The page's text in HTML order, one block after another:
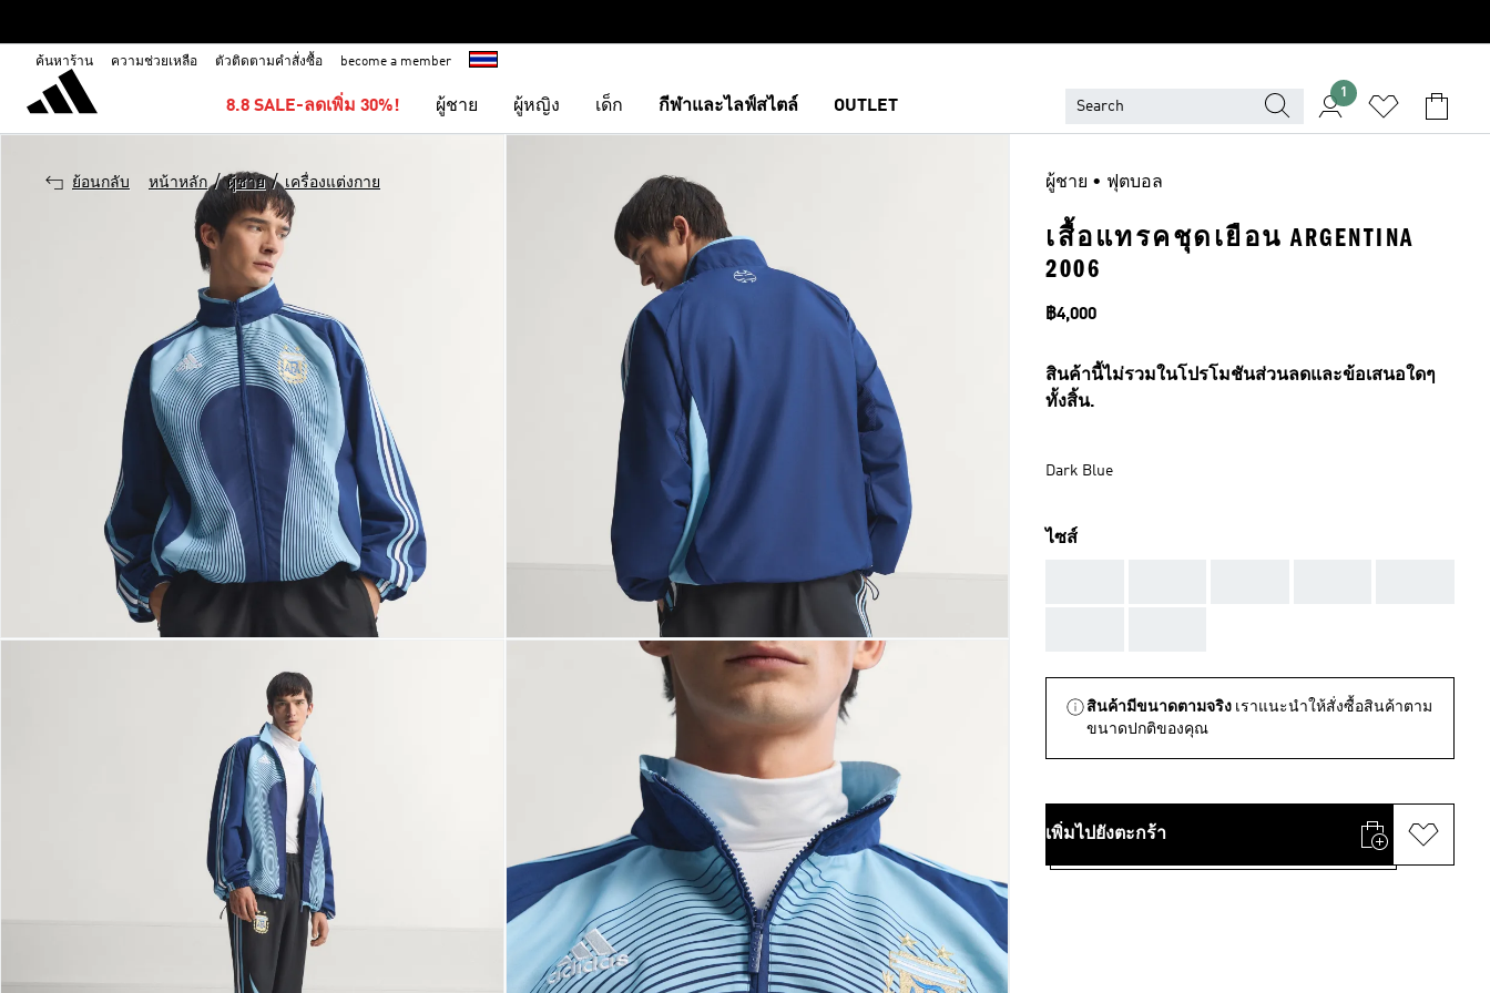
ค้นหาร้าน ความช่วยเหลือ ตัวติดตามคำสั่งซื้อ become a member
8.8 SALE-ลดเพิ่ม 30%! ผู้ชาย ผู้หญิง เด็ก กีฬาและไลฟ์สไตล์ OUTLET
1
ย้อนกลับ หน้าหลัก / ผู้ชาย / เครื่องแต่งกาย ผู้ชาย • ฟุตบอล
เสื้อแทรคชุดเยือน ARGENTINA
2006
ราคา
฿4,000
สินค้านี้ไม่รวมในโปรโมชันส่วนลดและข้อเสนอใดๆ
ทั้งสิ้น.
Dark Blue
ไซส์
สินค้ามีขนาดตามจริง เราแนะนำให้สั่งซื้อสินค้าตาม
ขนาดปกติของคุณ
เพิ่มไปยังตะกร้า